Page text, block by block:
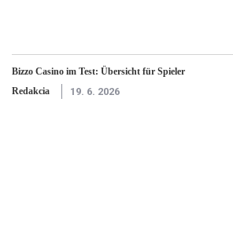
Bizzo Casino im Test: Übersicht für Spieler
Redakcia
19. 6. 2026